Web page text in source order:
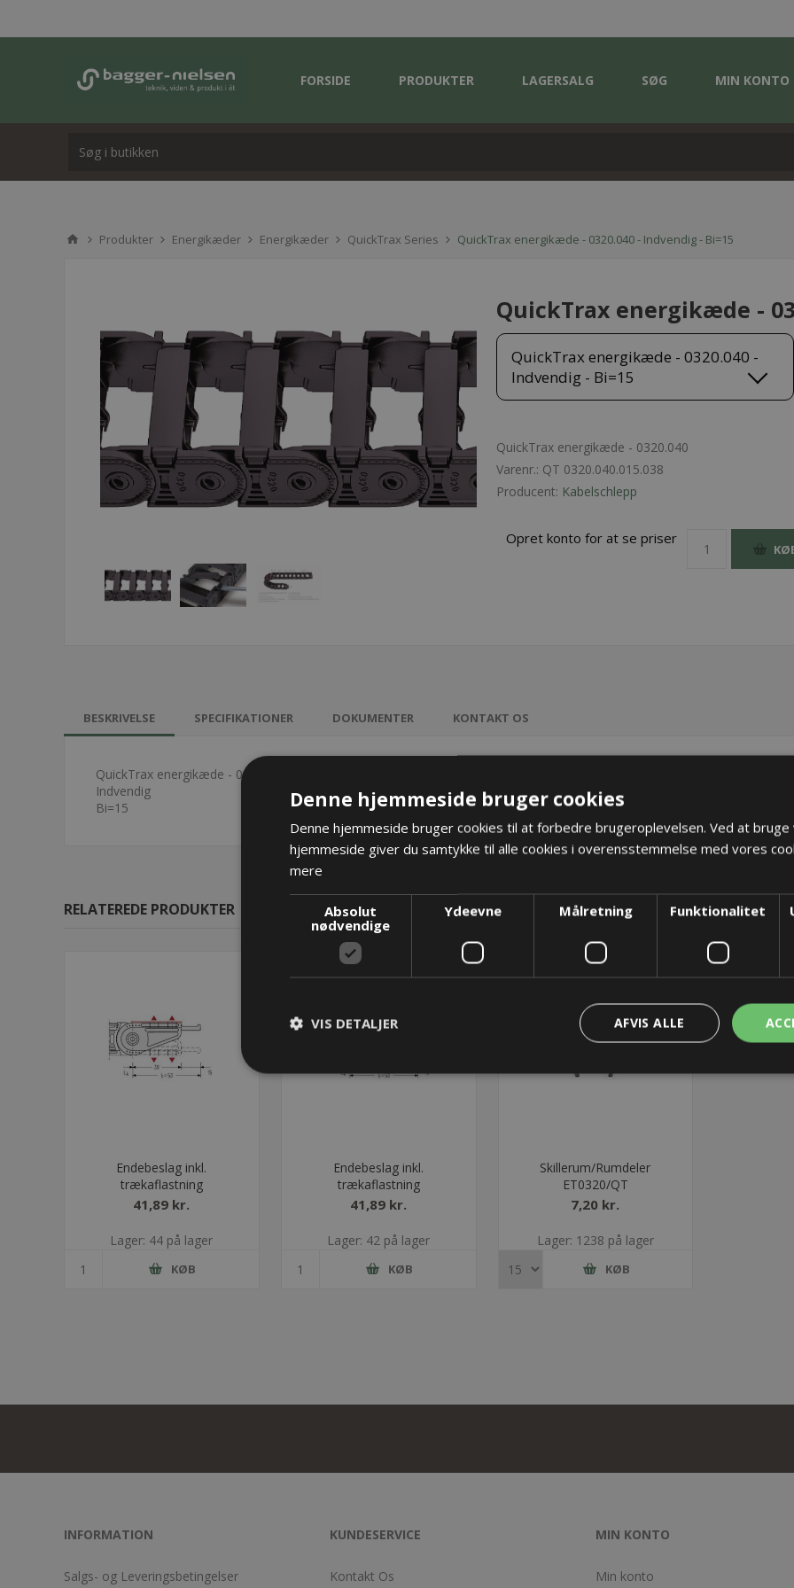
FORSIDE PRODUKTER LAGERSALG SØG MIN KONTO
Produkter Energikæder Energikæder QuickTrax Series QuickTrax energikæde - 0320.040 - Indvendig - Bi=15
QuickTrax energikæde -
QuickTrax energikæde - 0320.040 -
Indvendig - Bi=15
QuickTrax energikæde - 0320.040
Varenr.: QT 0320.040.015.038
Producent: Kabelschlepp
Opret konto for at se priser
BESKRIVELSE SPECIFIKATIONER DOKUMENTER KONTAKT OS
QuickTrax energikæde - 0320.040
Indvendig
Bi=15
RELATEREDE PRODUKTER
Endebeslag inkl.
trækaflastning
ET0320/QT0320/UA1320 -
41,89 kr.
Lager: 44 på lager
KØB
Endebeslag inkl.
trækaflastning
ET0320/QT0320/UA1320 -
41,89 kr.
Lager: 42 på lager
KØB
Skillerum/Rumdeler
ET0320/QT
7,20 kr.
Lager: 1238 på lager
KØB
INFORMATION
Salgs- og Leveringsbetingelser
KUNDESERVICE
Kontakt Os
MIN KONTO
Min konto
Denne hjemmeside bruger cookies
Denne hjemmeside bruger cookies til at forbedre brugeroplevelsen. Ved at
hjemmeside giver du samtykke til alle cookies i overensstemmelse med vores
mere
Absolut
nødvendige
Ydeevne Målretning Funktionalitet
AFVIS ALLE
VIS DETALJER